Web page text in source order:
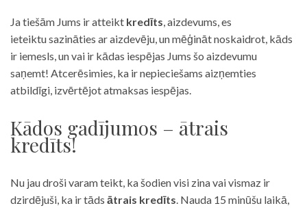
Ja tiešām Jums ir atteikt kredīts, aizdevums, es
ieteiktu sazināties ar aizdevēju, un mēģināt noskaidrot, kāds
ir iemesls, un vai ir kādas iespējas Jums šo aizdevumu
saņemt! Atcerēsimies, ka ir nepieciešams aizņemties
atbildīgi, izvērtējot atmaksas iespējas.
Kādos gadījumos – ātrais
kredīts!
Nu jau droši varam teikt, ka šodien visi zina vai vismaz ir
dzirdējuši, ka ir tāds ātrais kredīts. Nauda 15 minūšu laikā,